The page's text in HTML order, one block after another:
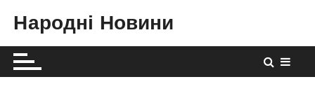
р
й
Народні Новини